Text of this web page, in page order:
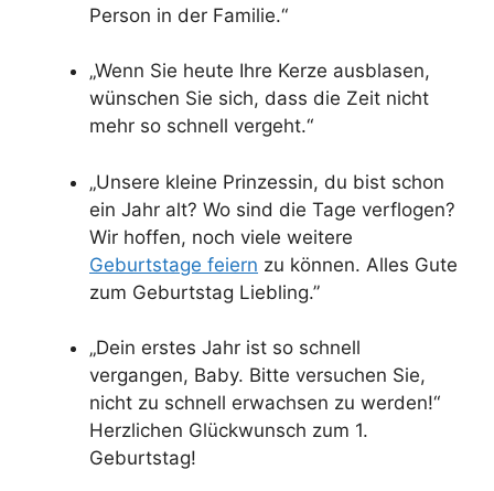
Person in der Familie.“
„Wenn Sie heute Ihre Kerze ausblasen,
wünschen Sie sich, dass die Zeit nicht
mehr so schnell vergeht.“
„Unsere kleine Prinzessin, du bist schon
ein Jahr alt? Wo sind die Tage verflogen?
Wir hoffen, noch viele weitere
Geburtstage feiern zu können. Alles Gute
zum Geburtstag Liebling.”
„Dein erstes Jahr ist so schnell
vergangen, Baby. Bitte versuchen Sie,
nicht zu schnell erwachsen zu werden!“
Herzlichen Glückwunsch zum 1.
Geburtstag!